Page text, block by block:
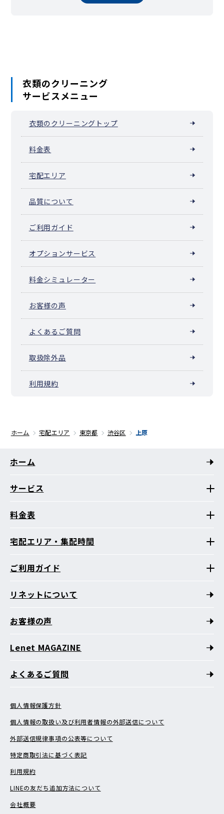
衣類のクリーニング
サービスメニュー
衣類のクリーニングトップ
料金表
宅配エリア
品質について
ご利用ガイド
オプションサービス
料金シミュレーター
お客様の声
よくあるご質問
取扱除外品
利用規約
ホーム 宅配エリア 東京都 渋谷区 上原
ホーム
サービス
料金表
宅配エリア・集配時間
ご利用ガイド
リネットについて
お客様の声
Lenet MAGAZINE
よくあるご質問
個人情報保護方針
個人情報の取扱い及び利用者情報の外部送信について
外部送信規律事項の公表等について
特定商取引法に基づく表記
利用規約
LINEの友だち追加方法について
会社概要